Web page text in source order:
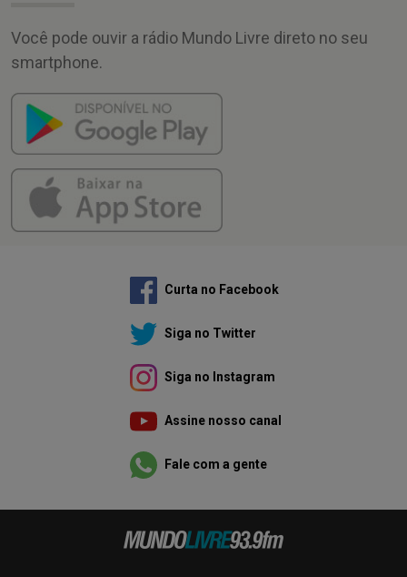
Você pode ouvir a rádio Mundo Livre direto no seu
smartphone.
Curta no Facebook
Siga no Twitter
Siga no Instagram
Assine nosso canal
Fale com a gente